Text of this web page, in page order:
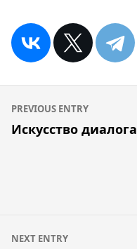
Навигация
по
PREVIOUS ENTRY
Искусство диалога
NEXT ENTRY